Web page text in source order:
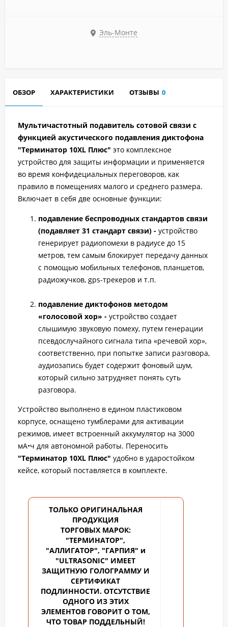
Эль-Монте
ОБЗОР ХАРАКТЕРИСТИКИ ОТЗЫВЫ 0
Мультичастотный подавитель сотовой связи с
функцией акустического подавления диктофона
"Терминатор 10XL Плюс" это комплексное
устройство для защиты информации и применяется
во время конфидециальных переговоров, как
правило в помещениях малого и среднего размера.
Включает в себя две основные функции:
подавление беспроводных стандартов связи
(подавляет 31 стандарт связи) - устройство
генерирует радиопомехи в радиусе до 15
метров, тем самым блокирует передачу данных
с помощью мобильных телефонов, планшетов,
радиожучков, gps-трекеров и т.п.
подавление диктофонов методом
«голосовой хор» - устройство создает
слышимую звуковую помеху, путем генерации
псевдослучайного сигнала типа «речевой хор»,
соответственно, при попытке записи разговора,
аудиозапись будет содержит фоновый шум,
который сильно затрудняет понять суть
разговора.
Устройство выполнено в едином пластиковом
корпусе, оснащено тумблерами для активации
режимов, имеет встроенный аккумулятор на 3000
мА•ч для автономной работы. Переносить
"Терминатор 10XL Плюс" удобно в ударостойком
кейсе, который поставляется в комплекте.
ТОЛЬКО ОРИГИНАЛЬНАЯ
ПРОДУКЦИЯ
ТОРГОВЫХМАРОК:
"ТЕРМИНАТОР",
"АЛЛИГАТОР", "ГАРПИЯ" и
"ULTRASONIC" ИМЕЕТ
ЗАЩИТНУЮ ГОЛОГРАММУ И
СЕРТИФИКАТ
ПОДЛИННОСТИ. ОТСУТСТВИЕ
ОДНОГО ИЗ ЭТИХ
ЭЛЕМЕНТОВ ГОВОРИТ О ТОМ,
ЧТО ТОВАР ПОДДЕЛЬНЫЙ!